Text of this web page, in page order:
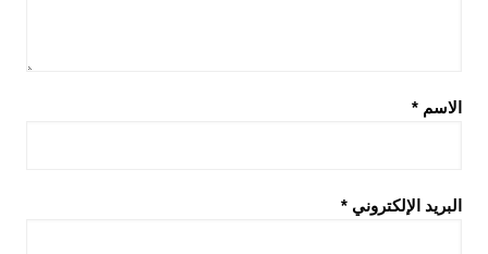
الاسم *
البريد الإلكتروني *